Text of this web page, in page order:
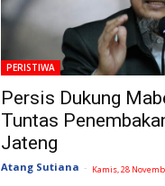
PERISTIWA
Persis Dukung
Tuntas
Jateng
Atang Sutiana - Kamis, 28